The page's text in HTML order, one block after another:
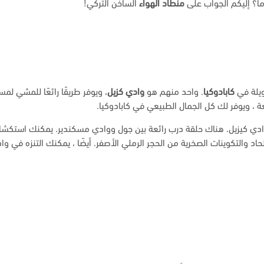
في كابادوكيا . واحد منهم هو وادي كزيل، ويوفر طريقًا رائعًا للمشي
كيزيل. هناك حلقة درب رائعة بين جول ووادي مسكندير. يمكنك
والتكوينات الصخرية من الحجر الرملي الأصفر. أيضًا ، يمكنك التنزه في